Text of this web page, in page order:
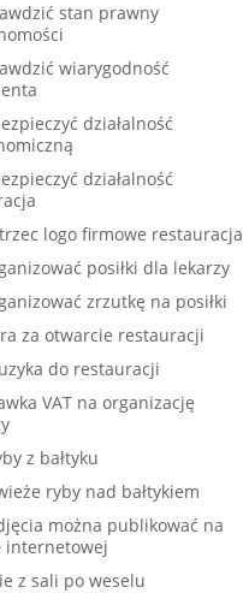
stan prawny
wiarygodność
działalność
działalność
logo firmowe restauracja
posiłki dla lekarzy
zrzutkę na posiłki
za otwarcie restauracji
do restauracji
VAT na organizację
z bałtyku
ryby nad bałtykiem
można publikować na
internetowej
z sali po weselu